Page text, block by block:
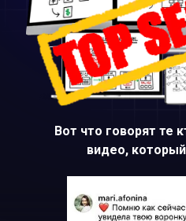
Вот что говорят те
видео,